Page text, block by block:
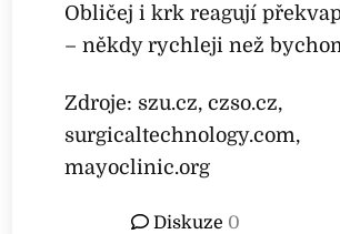
Obličej i krk reagují
– někdy rychleji než
Zdroje: szu.cz, czso.cz,
surgicaltechnology.com,
mayoclinic.org
Diskuze 0